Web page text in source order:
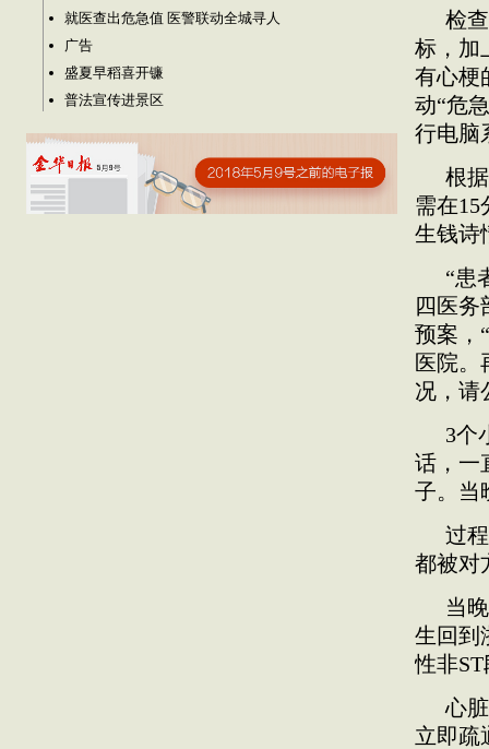
就医查出危急值 医警联动全城寻人
广告
盛夏早稻喜开镰
普法宣传进景区
检
标，加
有心梗
动“危
行电脑
根
需在15
生钱诗
“患
四医务
预案，
医院
况，请
3个
话，一
子。当
过
都被对
当
生回到
性非
心
立即疏